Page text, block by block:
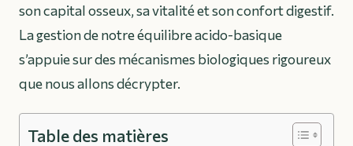
son capital osseux, sa vitalité et son confort digestif.
La gestion de notre équilibre acido-basique
s’appuie sur des mécanismes biologiques rigoureux
que nous allons décrypter.
Table des matières